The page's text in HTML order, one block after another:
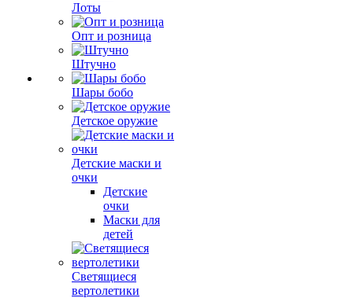
Лоты
Опт и розница
Штучно
Шары бобо
Детское оружие
Детские маски и
очки
Детские
очки
Маски для
детей
Светящиеся
вертолетики